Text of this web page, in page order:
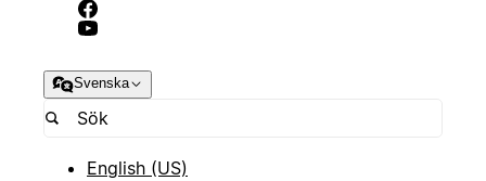
Svenska
English (US)